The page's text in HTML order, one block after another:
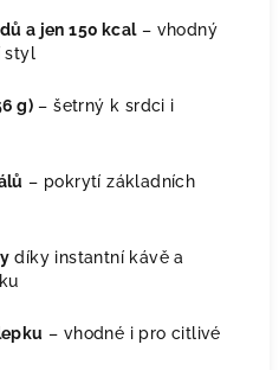
a jen 150 kcal– vhodný
styl
g) – šetrný k srdci i
– pokrytí základních
díky instantní kávě a
– vhodné i pro citlivé